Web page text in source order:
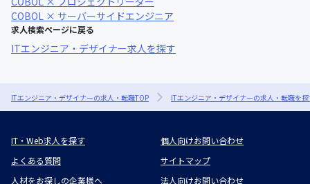
COBOL × サーバーサイドエンジニア
求人検索ページに戻る
ITエンジニア・デザイナー求人を探す
ITエンジニア・デザイナーの求人・転職TOP ITエンジニア・デザイナーの求人・転職を
IT・Web求人を探す
個人向けお問い合わせ
よくある質問
サイトマップ
人材をお探しの企業様へ
法人向けお問い合わせ